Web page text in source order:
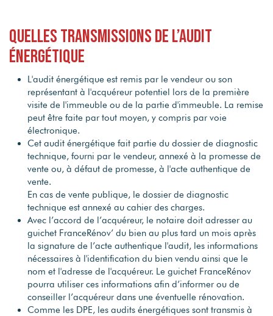
Quelles transmissions de l’audit
énergétique
L'audit énergétique est remis par le vendeur ou son
représentant à l'acquéreur potentiel lors de la première
visite de l'immeuble ou de la partie d'immeuble. La remise
peut être faite par tout moyen, y compris par voie
électronique.
Cet audit énergétique fait partie du dossier de diagnostic
technique, fourni par le vendeur, annexé à la promesse de
vente ou, à défaut de promesse, à l'acte authentique de
vente.
En cas de vente publique, le dossier de diagnostic
technique est annexé au cahier des charges.
Avec l’accord de l’acquéreur, le notaire doit adresser au
guichet FranceRénov’ du bien au plus tard un mois après
la signature de l’acte authentique l'audit, les informations
nécessaires à l'identification du bien vendu ainsi que le
nom et l'adresse de l'acquéreur. Le guichet FranceRénov
pourra utiliser ces informations afin d’informer ou de
conseiller l’acquéreur dans une éventuelle rénovation.
Comme les DPE, les audits énergétiques sont transmis à